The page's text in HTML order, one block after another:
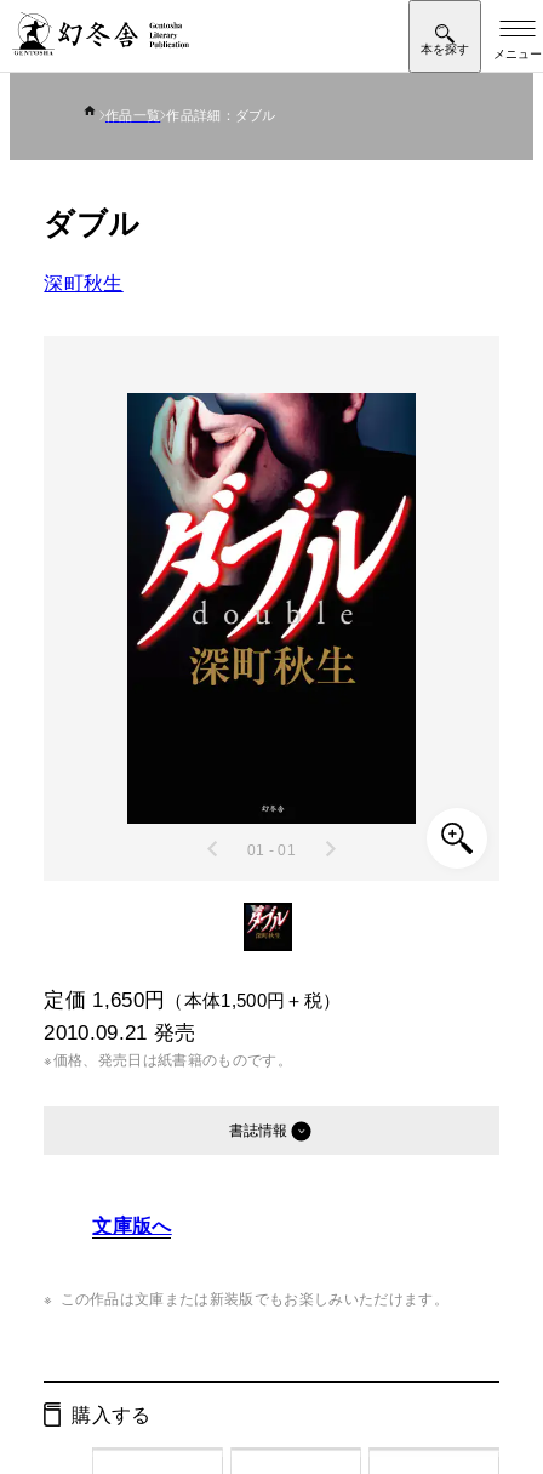
作品一覧 作品詳細：ダブル
ダブル
深町秋生
01 - 01
定価 1,650円 （本体1,500円＋税）
2010.09.21 発売
※価格、発売日は紙書籍のものです。
書誌情報
ISBN： 9784344018891
文庫版へ
この作品は文庫または新装版でもお楽しみいただけます。
購入する